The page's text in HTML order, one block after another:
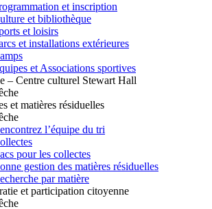
et inscription
et bibliothèque
et loisirs
et installations extérieures
et Associations sportives
– Centre culturel Stewart Hall
et matières résiduelles
l’équipe du tri
pour les collectes
gestion des matières résiduelles
par matière
et participation citoyenne